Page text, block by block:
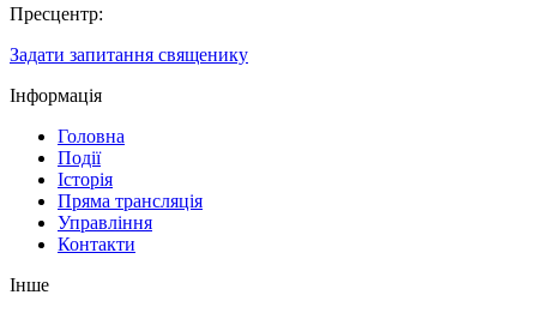
Пресцентр:
Задати запитання священику
Інформація
Головна
Події
Історія
Пряма трансляція
Управління
Контакти
Інше